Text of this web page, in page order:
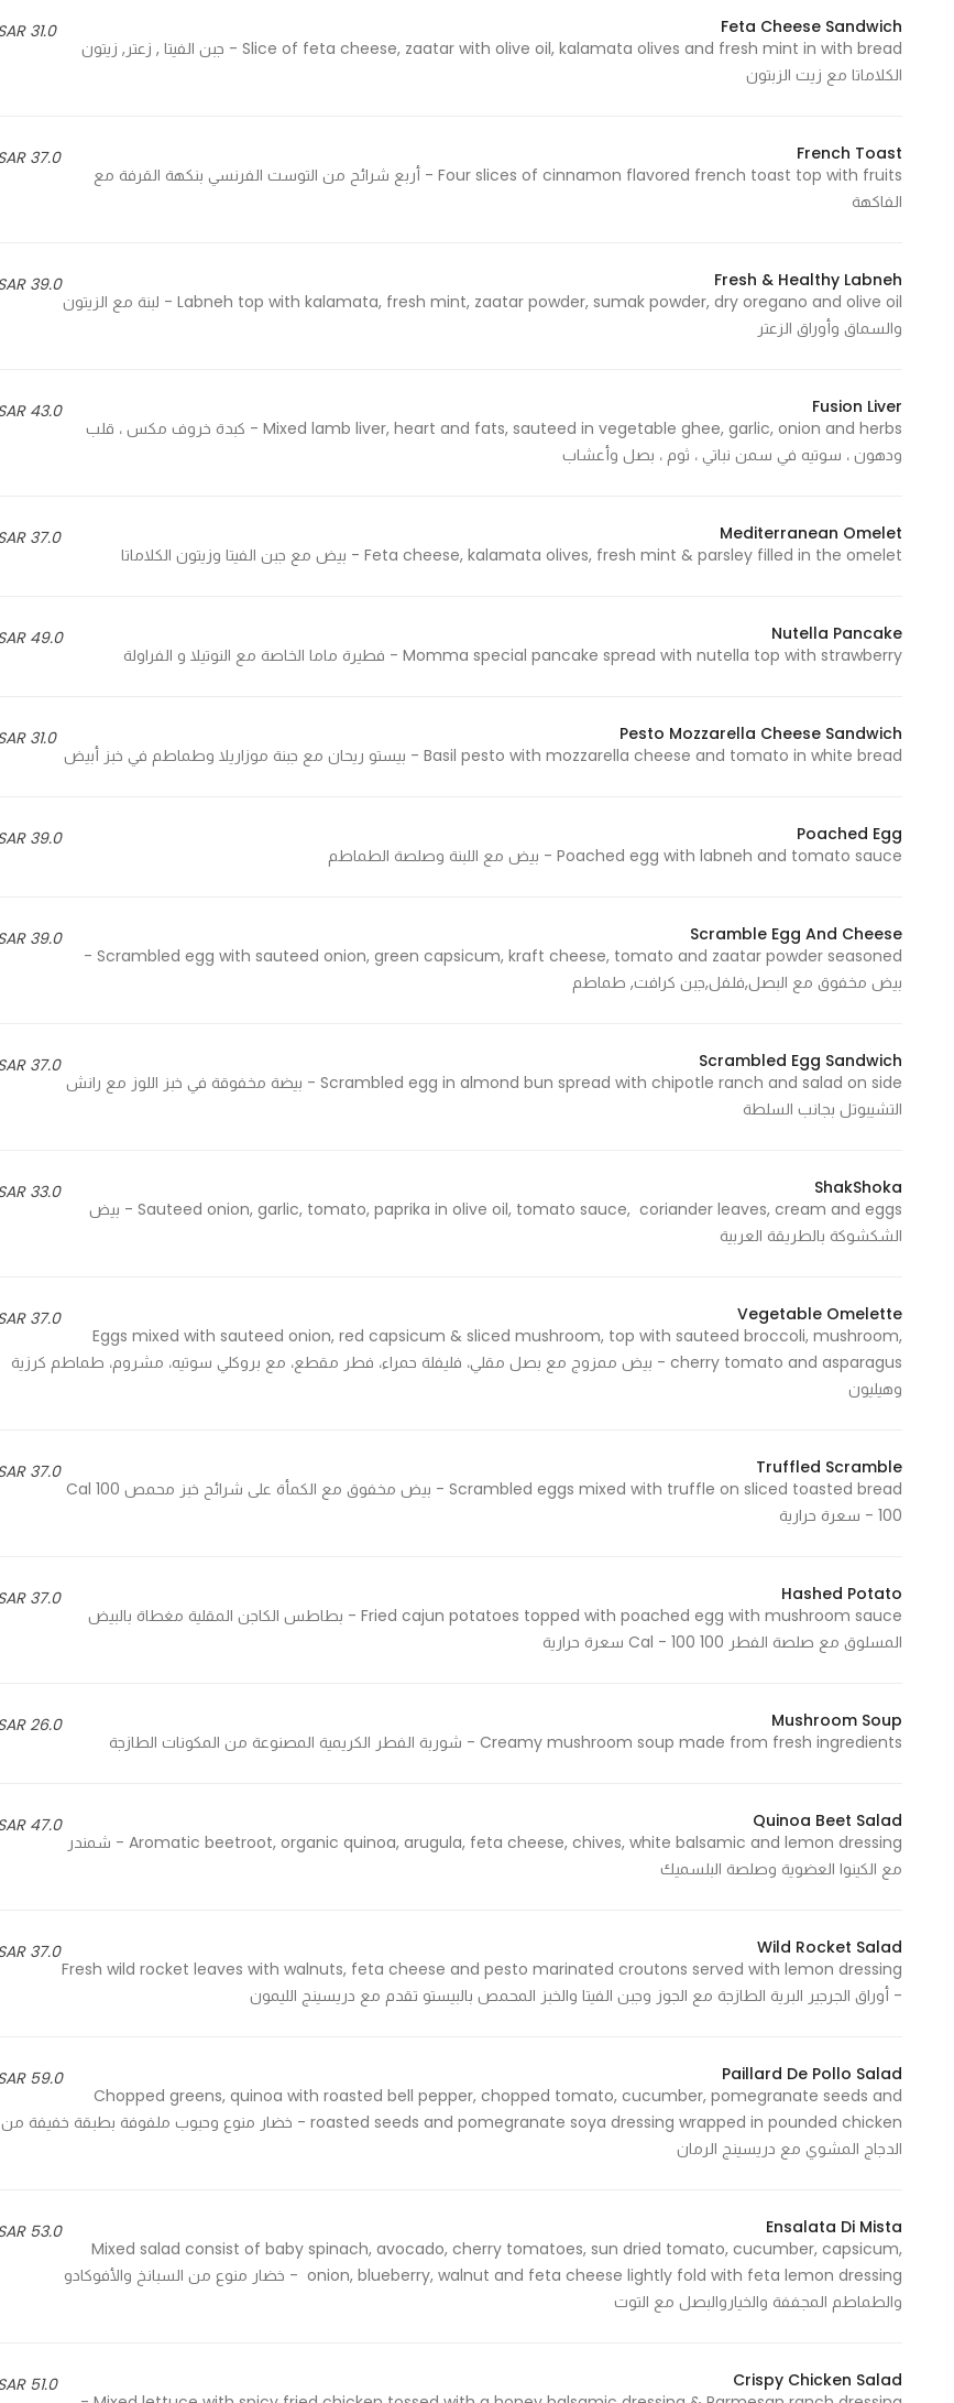
31.0 SAR
Feta Cheese Sandwich
Slice of feta cheese, zaatar with olive oil, kalamata olives and fresh mint in with bread - جبن الفيتا , زعتر, زيتون
الكلاماتا مع زيت الزبتون
37.0 SAR
French Toast
Four slices of cinnamon flavored french toast top with fruits - أربع شرائح من التوست الفرنسي بنكهة القرفة مع
الفاكهة
39.0 SAR
Fresh & Healthy Labneh
Labneh top with kalamata, fresh mint, zaatar powder, sumak powder, dry oregano and olive oil - لبنة مع الزيتون
والسماق وأوراق الزعتر
43.0 SAR
Fusion Liver
Mixed lamb liver, heart and fats, sauteed in vegetable ghee, garlic, onion and herbs - كبدة خروف مكس ، قلب
ودهون ، سوتيه في سمن نباتي ، ثوم ، بصل وأعشاب
37.0 SAR
Mediterranean Omelet
Feta cheese, kalamata olives, fresh mint & parsley filled in the omelet - بيض مع جبن الفيتا وزيتون الكلاماتا
49.0 SAR
Nutella Pancake
Momma special pancake spread with nutella top with strawberry - فطيرة ماما الخاصة مع النوتيلا و الفراولة
31.0 SAR
Pesto Mozzarella Cheese Sandwich
Basil pesto with mozzarella cheese and tomato in white bread - بيستو ريحان مع جبنة موزاريلا وطماطم في خبز أبيض
39.0 SAR
Poached Egg
Poached egg with labneh and tomato sauce - بيض مع اللبنة وصلصة الطماطم
39.0 SAR
Scramble Egg And Cheese
Scrambled egg with sauteed onion, green capsicum, kraft cheese, tomato and zaatar powder seasoned -
بيض مخفوق مع البصل,فلفل,جبن كرافت, طماطم
37.0 SAR
Scrambled Egg Sandwich
Scrambled egg in almond bun spread with chipotle ranch and salad on side - بيضة مخفوقة في خبز اللوز مع رانش
التشيبوتل بجانب السلطة
33.0 SAR
ShakShoka
Sauteed onion, garlic, tomato, paprika in olive oil, tomato sauce, coriander leaves, cream and eggs - بيض
الشكشوكة بالطريقة العربية
37.0 SAR
Vegetable Omelette
Eggs mixed with sauteed onion, red capsicum & sliced mushroom, top with sauteed broccoli, mushroom,
cherry tomato and asparagus - بيض ممزوج مع بصل مقلي، فليفلة حمراء، فطر مقطع، مع بروكلي سوتيه، مشروم، طماطم كرزية
وهيليون
37.0 SAR
Truffled Scramble
Scrambled eggs mixed with truffle on sliced toasted bread - بيض مخفوق مع الكمأة على شرائح خبز محمص 100 Cal
- 100 سعرة حرارية
37.0 SAR
Hashed Potato
Fried cajun potatoes topped with poached egg with mushroom sauce - بطاطس الكاجن المقلية مغطاة بالبيض
المسلوق مع صلصة الفطر 100 Cal - 100 سعرة حرارية
26.0 SAR
Mushroom Soup
Creamy mushroom soup made from fresh ingredients - شوربة الفطر الكريمية المصنوعة من المكونات الطازجة
47.0 SAR
Quinoa Beet Salad
Aromatic beetroot, organic quinoa, arugula, feta cheese, chives, white balsamic and lemon dressing - شمندر
مع الكينوا العضوية وصلصة البلسميك
37.0 SAR
Wild Rocket Salad
Fresh wild rocket leaves with walnuts, feta cheese and pesto marinated croutons served with lemon dressing
- أوراق الجرجير البرية الطازجة مع الجوز وجبن الفيتا والخبز المحمص بالبيستو تقدم مع دريسينج الليمون
59.0 SAR
Paillard De Pollo Salad
Chopped greens, quinoa with roasted bell pepper, chopped tomato, cucumber, pomegranate seeds and
roasted seeds and pomegranate soya dressing wrapped in pounded chicken - خضار منوع وحبوب ملفوفة بطبقة خفيفة من
الدجاج المشوي مع دريسينج الرمان
53.0 SAR
Ensalata Di Mista
Mixed salad consist of baby spinach, avocado, cherry tomatoes, sun dried tomato, cucumber, capsicum,
onion, blueberry, walnut and feta cheese lightly fold with feta lemon dressing - خضار منوع من السبانخ والأفوكادو
والطماطم المجففة والخياروالبصل مع التوت
51.0 SAR
Crispy Chicken Salad
as well as
possible
refuse
these
cookies,
will
Marketing
interests and
behavior as
increase the
personalized
content and